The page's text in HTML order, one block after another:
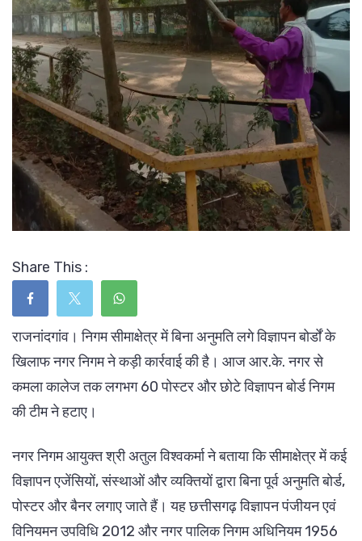
Share This :
राजनांदगांव। निगम सीमाक्षेत्र में बिना अनुमति लगे विज्ञापन बोर्डों के
खिलाफ नगर निगम ने कड़ी कार्रवाई की है। आज आर.के. नगर से
कमला कालेज तक लगभग 60 पोस्टर और छोटे विज्ञापन बोर्ड निगम
की टीम ने हटाए।
नगर निगम आयुक्त श्री अतुल विश्वकर्मा ने बताया कि सीमाक्षेत्र में कई
विज्ञापन एजेंसियों, संस्थाओं और व्यक्तियों द्वारा बिना पूर्व अनुमति बोर्ड,
पोस्टर और बैनर लगाए जाते हैं। यह छत्तीसगढ़ विज्ञापन पंजीयन एवं
विनियमन उपविधि 2012 और नगर पालिक निगम अधिनियम 1956